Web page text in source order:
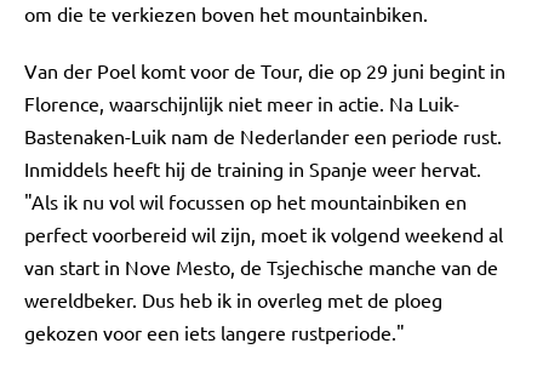
om die te verkiezen boven het mountainbiken.
Van der Poel komt voor de Tour, die op 29 juni begint in
Florence, waarschijnlijk niet meer in actie. Na Luik-
Bastenaken-Luik nam de Nederlander een periode rust.
Inmiddels heeft hij de training in Spanje weer hervat.
"Als ik nu vol wil focussen op het mountainbiken en
perfect voorbereid wil zijn, moet ik volgend weekend al
van start in Nove Mesto, de Tsjechische manche van de
wereldbeker. Dus heb ik in overleg met de ploeg
gekozen voor een iets langere rustperiode."